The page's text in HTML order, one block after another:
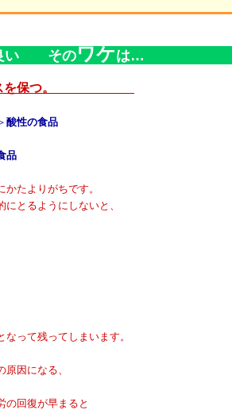
良い そのワケは…
保つ。
酸性の食品
品
よりがちです。
るようにしないと、
て残ってしまいます。
原因になる、
回復が早まると